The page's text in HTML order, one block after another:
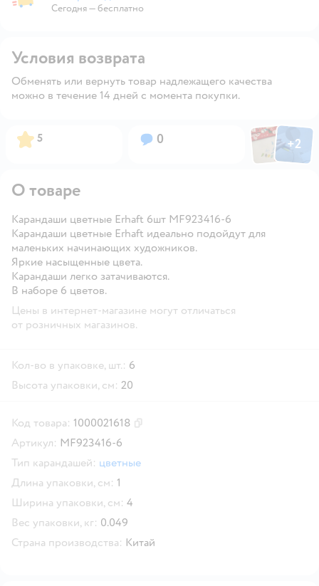
Экспресс-доставка из магазина
Сегодня—бесплатно
Условия возврата
Обменять или вернуть товар надлежащего качества
можно в течение 14 дней с момента покупки.
Рейтинг:
5 Вопросов:
0 ФотоФото
+2
О товаре
Карандаши цветные Erhaft 6шт MF923416-6
Карандаши цветные Erhaft идеально подойдут для
маленьких начинающих художников.
Яркие насыщенные цвета.
Карандаши легко затачиваются.
В наборе 6 цветов.
Цены в интернет-магазине могут отличаться
от розничных магазинов.
Кол-во в упаковке, шт.: 6
Высота упаковки, см: 20
Код товара: 1000021618
Артикул: MF923416-6
Тип карандашей: цветные
Длина упаковки, см: 1
Ширина упаковки, см: 4
Вес упаковки, кг: 0.049
Страна производства: Китай